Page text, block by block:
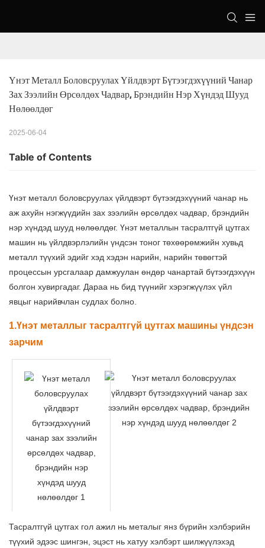
Үнэт Металл Боловсруулах Үйлдвэрт Бүтээгдэхүүний Чанар
Зах Зээлийн Өрсөлдөх Чадвар, Брэндийн Нэр Хүндэд Шууд
Нөлөөлдөг
2025-06-04
Table of Contents
Үнэт металл боловсруулах үйлдвэрт бүтээгдэхүүний чанар нь
аж ахуйн нэгжүүдийн зах зээлийн өрсөлдөх чадвар, брэндийн
нэр хүндэд шууд нөлөөлдөг. Үнэт металлын тасралтгүй цутгах
машин нь үйлдвэрлэлийн үндсэн тоног төхөөрөмжийн хувьд
металл түүхий эдийг хэд хэдэн нарийн, нарийн төвөгтэй
процессын урсгалаар дамжуулан өндөр чанартай бүтээгдэхүүн
болгон хувиргадаг. Дараа нь бид түүнийг хэрэгжүүлэх үйл
явцыг нарийвчлан судлах болно.
1.Үнэт металлыг тасралтгүй цутгах машины үндсэн
зарчим
Тасралтгүй цутгах гол ажил нь металыг янз бүрийн хэлбэрийн
түүхий эдээс шингэн, эцэст нь хатуу хэлбэрт шилжүүлэхэд